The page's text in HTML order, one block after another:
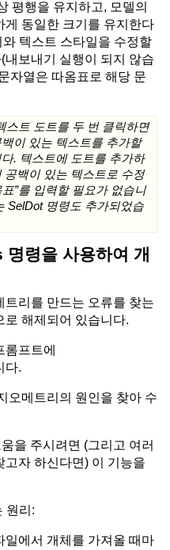
평행을 유지하고, 모델의
게 동일한 크기를 유지한다
텍스트 스타일을 수정할
보내기 실행이 되지 않습
자열은 따옴표로 해당 문
스트 도트를 두 번 클릭하면
이 있는 텍스트를 추가할
. 텍스트에 도트를 추가하
백이 있는 텍스트로 수정
”를 입력할 필요가 없습니
SelDot 명령도 추가되었습
령을 사용하여 개
리를 만드는 오류를 찾는
로 해제되어 있습니다.
프트에
다.
오메트리의 원인을 찾아 수
을 주시려면 (그리고 여러
자 하신다면) 이 기능을
원리:
에서 개체를 가져올 때마